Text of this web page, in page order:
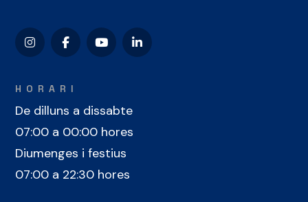
HORARI
De dilluns a dissabte
07:00 a 00:00 hores
Diumenges i festius
07:00 a 22:30 hores